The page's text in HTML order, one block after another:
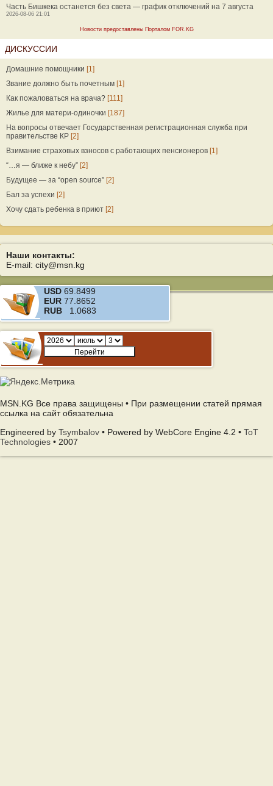
Часть Бишкека останется без света — график отключений на 7 августа
2026-08-06 21:01
Новости предоставлены Порталом FOR.KG
ДИСКУССИИ
Домашние помощники [1]
Звание должно быть почетным [1]
Как пожаловаться на врача? [111]
Жилье для матери-одиночки [187]
На вопросы отвечает Государственная регистрационная служба при
правительстве КР [2]
Взимание страховых взносов с работающих пенсионеров [1]
“…я — ближе к небу” [2]
Будущее — за “open source” [2]
Бал за успехи [2]
Хочу сдать ребенка в приют [2]
Наши контакты:
E-mail: city@msn.kg
USD 69.8499
EUR 77.8652
RUB 1.0683
MSN.KG Все права защищены • При размещении статей прямая
ссылка на сайт обязательна
Engineered by Tsymbalov • Powered by WebCore Engine 4.2 • ToT
Technologies • 2007